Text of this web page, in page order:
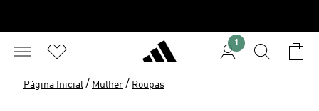
1
Página Inicial / Mulher / Roupas